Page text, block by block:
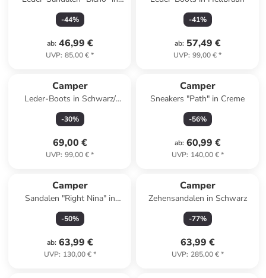
Creme
-44%
ab: 46,99 €
UVP: 85,00 €*
-41%
ab: 57,49 €
UVP: 99,00 €*
Camper
Leder-Boots in Schwarz/
Orange
-30%
69,00 €
UVP: 99,00 €*
Camper
Sneakers "Path" in Creme
-56%
ab: 60,99 €
UVP: 140,00 €*
Camper
Sandalen "Right Nina" in
Türkis
-50%
ab: 63,99 €
UVP: 130,00 €*
Camper
Zehensandalen in Schwarz
-77%
63,99 €
UVP: 285,00 €*